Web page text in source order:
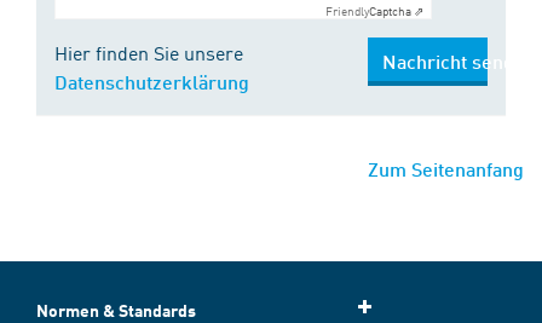
FriendlyCaptcha ⇗
Hier finden Sie unsere
Datenschutzerklärung
Nachricht senden
Zum Seitenanfang
Normen & Standards